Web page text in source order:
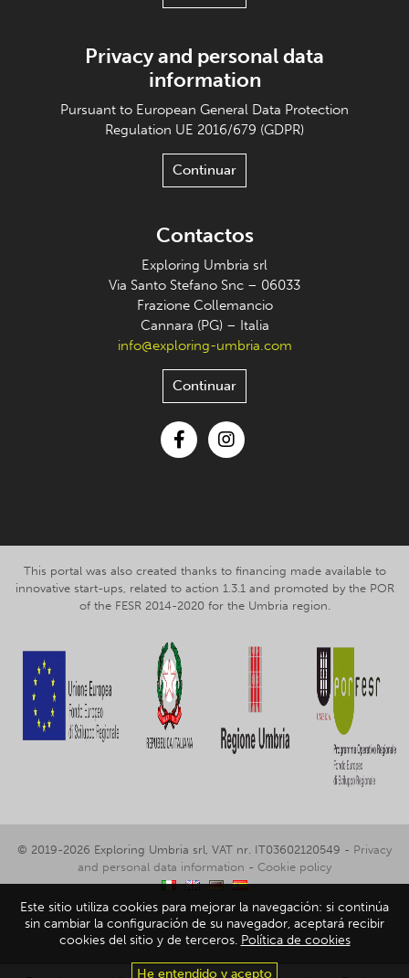
Privacy and personal data
information
Pursuant to European General Data Protection
Regulation UE 2016/679 (GDPR)
Continuar
Contactos
Exploring Umbria srl
Via Santo Stefano Snc – 06033
Frazione Collemancio
Cannara (PG) – Italia
info@exploring-umbria.com
Continuar
This portal was also created thanks to financing made available to
innovative start-ups, related to action 1.3.1 and promoted by the POR
of the FESR 2014-2020 for the Umbria region.
© 2019-2026 Exploring Umbria srl, VAT nr. IT03602120549 - Privacy
and personal data information - Cookie policy
Este sitio utiliza cookies para mejorar la navegación: si continúa
sin cambiar la configuración de su navegador, aceptará recibir
cookies del sitio y de terceros. Política de cookies
He entendido y acepto